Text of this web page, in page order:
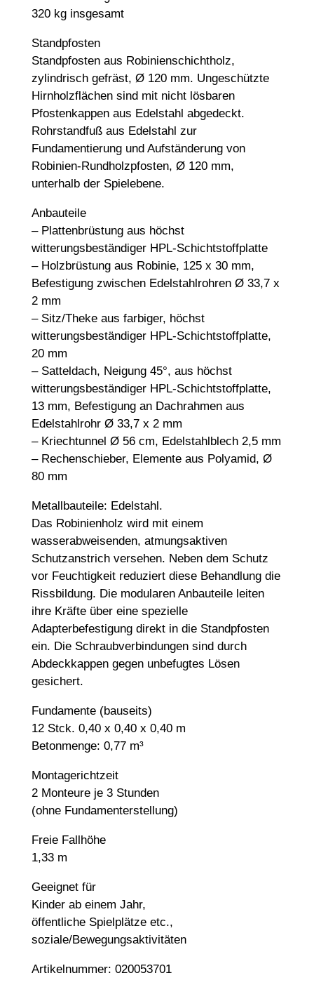
320 kg insgesamt
Standpfosten
Standpfosten aus Robinienschichtholz,
zylindrisch gefräst, Ø 120 mm. Ungeschützte
Hirnholzflächen sind mit nicht lösbaren
Pfostenkappen aus Edelstahl abgedeckt.
Rohrstandfuß aus Edelstahl zur
Fundamentierung und Aufständerung von
Robinien-Rundholzpfosten, Ø 120 mm,
unterhalb der Spielebene.
Anbauteile
– Plattenbrüstung aus höchst
witterungsbeständiger HPL-Schichtstoffplatte
– Holzbrüstung aus Robinie, 125 x 30 mm,
Befestigung zwischen Edelstahlrohren Ø 33,7 x
2 mm
– Sitz/Theke aus farbiger, höchst
witterungsbeständiger HPL-Schichtstoffplatte,
20 mm
– Satteldach, Neigung 45°, aus höchst
witterungsbeständiger HPL-Schichtstoffplatte,
13 mm, Befestigung an Dachrahmen aus
Edelstahlrohr Ø 33,7 x 2 mm
– Kriechtunnel Ø 56 cm, Edelstahlblech 2,5 mm
– Rechenschieber, Elemente aus Polyamid, Ø
80 mm
Metallbauteile: Edelstahl.
Das Robinienholz wird mit einem
wasserabweisenden, atmungsaktiven
Schutzanstrich versehen. Neben dem Schutz
vor Feuchtigkeit reduziert diese Behandlung die
Rissbildung. Die modularen Anbauteile leiten
ihre Kräfte über eine spezielle
Adapterbefestigung direkt in die Standpfosten
ein. Die Schraubverbindungen sind durch
Abdeckkappen gegen unbefugtes Lösen
gesichert.
Fundamente (bauseits)
12 Stck. 0,40 x 0,40 x 0,40 m
Betonmenge: 0,77 m³
Montagerichtzeit
2 Monteure je 3 Stunden
(ohne Fundamenterstellung)
Freie Fallhöhe
1,33 m
Geeignet für
Kinder ab einem Jahr,
öffentliche Spielplätze etc.,
soziale/Bewegungsaktivitäten
Artikelnummer: 020053701